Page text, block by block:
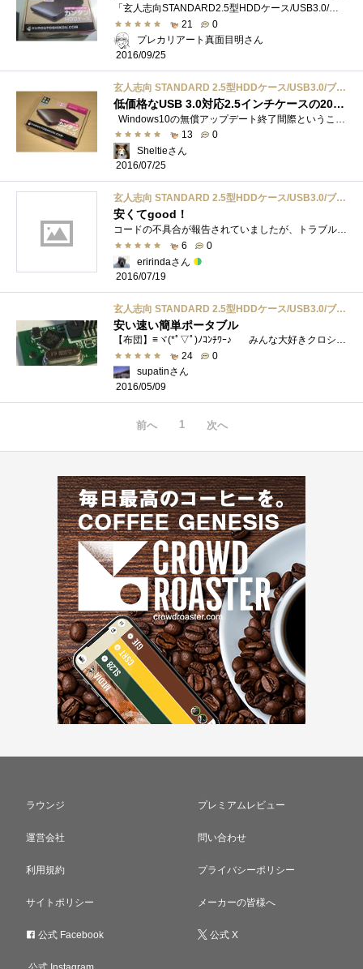
「玄人志向STANDARD2.5型HDDケース/USB3.0/ブラックGW2.5CR-U3」 「ComputeStickSTK2M3W64CC」を使用してメディアサーバーを作るのだ！ヨドバシ横浜で税込み803�...
21
0
プレカリアート真面目明さん
2016/09/25
玄人志向 STANDARD 2.5型HDDケース/USB3.0/ブラック GW2.5CR-U3
低価格なUSB 3.0対応2.5インチケースの2014年モデル！
13
0
Sheltieさん
2016/07/25
玄人志向 STANDARD 2.5型HDDケース/USB3.0/ブラック GW2.5CR-U3
安くてgood！
コードの不具合が報告されていましたが、トラブルもなく動いています。USB3.0はまだ試していませんがこのお値段で、この性能であればコスパ抜�...
6
0
eririndaさん
2016/07/19
玄人志向 STANDARD 2.5型HDDケース/USB3.0/ブラック GW2.5CR-U3
安い速い簡単ポータブル
【布団】≡ヾ(*ﾟ▽ﾟ)ﾉｺﾝﾁﾜｰ♪ みんな大好きクロシコだおーMacBookPro用にUSB3.0ポータブルHDDを用意
24
0
supatinさん
2016/05/09
前へ 1 次へ
ラウンジ プレミアムレビュー
運営会社 問い合わせ
利用規約 プライバシーポリシー
サイトポリシー メーカーの皆様へ
公式 Facebook 公式 X